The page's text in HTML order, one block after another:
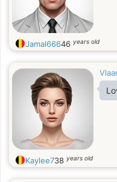
Jamal66646 years old
Kaylee738 years old